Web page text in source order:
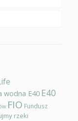
wodna E40 E40
FIO Fundusz
rzeki